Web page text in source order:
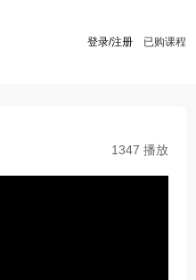
登录/注册 已购课程
1347 播放